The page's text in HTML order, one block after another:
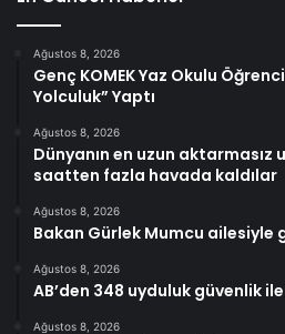
Ağustos 8, 2026
Genç KOMEK Yaz Okulu
Yolculuk” Yaptı
Ağustos 8, 2026
Dünyanın en uzun
saatten fazla havada kaldılar
Ağustos 8, 2026
Bakan Gürlek Mumcu ailesiyle
Ağustos 8, 2026
AB’den 348 uyduluk güvenlik
Ağustos 8, 2026